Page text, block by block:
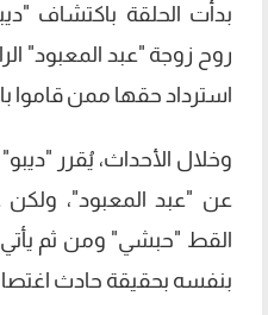
بدأت الحلقة باكتشاف
روح زوجة "عبد المعبود"
استرداد حقها ممن قاموا
وخلال الأحداث، يُقرر
عن "عبد المعبود"، ولكن
القط "حبشي" ومن ثم يأتي
بنفسه بحقيقة حادث